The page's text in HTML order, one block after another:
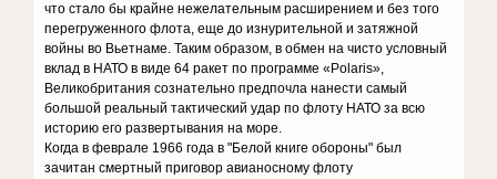
что стало бы крайне нежелательным расширением и без того
перегруженного флота, еще до изнурительной и затяжной
войны во Вьетнаме. Таким образом, в обмен на чисто условный
вклад в НАТО в виде 64 ракет по программе «Polaris»,
Великобритания сознательно предпочла нанести самый
большой реальный тактический удар по флоту НАТО за всю
историю его развертывания на море.
Когда в феврале 1966 года в "Белой книге обороны" был
зачитан смертный приговор авианосному флоту